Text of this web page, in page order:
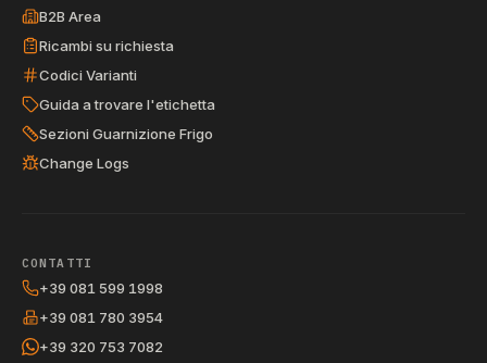
B2B Area
Ricambi su richiesta
Codici Varianti
Guida a trovare l'etichetta
Sezioni Guarnizione Frigo
Change Logs
CONTATTI
+39 081 599 1998
+39 081 780 3954
+39 320 753 7082